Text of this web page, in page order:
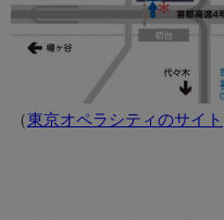
（東京オペラシティのサイト